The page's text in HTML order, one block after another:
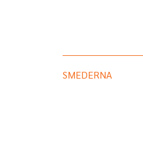
SMEDERNA